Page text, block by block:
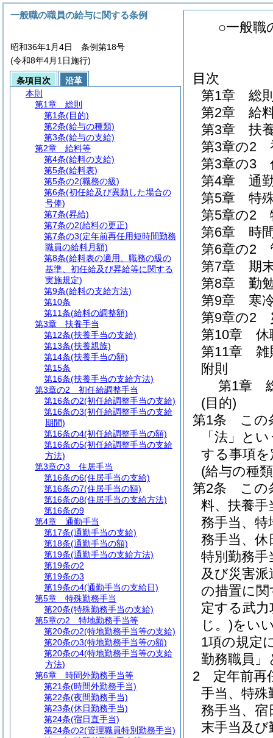
○一般職
目次
第1章
総
第2章
給
第3章
扶
第3章の2
第3章の3
第4章
通
第5章
特
第5章の2
第6章
時
第6章の2
第7章
期
第8章
勤
第9章
寒
第9章の2
第10章
休
第11章
雑
附則
第1章
(目的)
第1条
この
「法」と
する事項
(給与の種
第2条
この
料、扶養手
務手当、特
務手当、休
特別勤務手
及び災害派
の措置に
定する武
じ。)をい
1項の規定
勤務職員」
2
定年前再
手当、特殊
務手当、宿
末手当及
一般職の職員の給与に関する条例
昭和36年1月4日 条例第18号
(令和8年4月1日施行)
条項目次
沿革
本則
第1章
総則
第1条(目的)
第2条(給与の種類)
第3条(給与の支給)
第2章
給料等
第4条(給料の支給)
第5条(給料表)
第5条の2(職務の級)
第6条(初任給及び異動した場合の
号俸)
第7条(昇給)
第7条の2(給料の更正)
第7条の3(定年前再任用短時間勤務
職員の給料月額)
第8条(給料表の適用、職務の級の
基準、初任給及び昇給等に関する
実施規定)
第9条(給料の支給方法)
第10条
第11条(給料の調整額)
第3章
扶養手当
第12条(扶養手当の支給)
第13条(扶養親族)
第14条(扶養手当の額)
第15条
第16条(扶養手当の支給方法)
第3章の2
初任給調整手当
第16条の2(初任給調整手当の支給)
第16条の3(初任給調整手当の支給
期間)
第16条の4(初任給調整手当の額)
第16条の5(初任給調整手当の支給
方法)
第3章の3
住居手当
第16条の6(住居手当の支給)
第16条の7(住居手当の額)
第16条の8(住居手当の支給方法)
第16条の9
第4章
通勤手当
第17条(通勤手当の支給)
第18条(通勤手当の額)
第19条(通勤手当の支給方法)
第19条の2
第19条の3
第19条の4(通勤手当の支給日)
第5章
特殊勤務手当
第20条(特殊勤務手当の支給)
第5章の2
特地勤務手当等
第20条の2(特地勤務手当等の支給)
第20条の3(特地勤務手当等の額)
第20条の4(特地勤務手当等の支給
方法)
第6章
時間外勤務手当等
第21条(時間外勤務手当)
第22条(夜間勤務手当)
第23条(休日勤務手当)
第24条(宿日直手当)
第24条の2(管理職員特別勤務手当)